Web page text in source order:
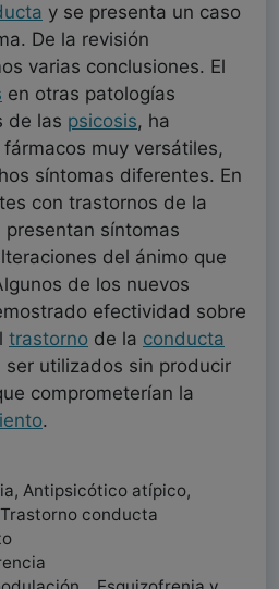
y se presenta un caso
De la revisión
varias conclusiones. El
en otras patologías
de las psicosis, ha
muy versátiles,
síntomas diferentes. En
con trastornos de la
presentan síntomas
del ánimo que
de los nuevos
efectividad sobre
trastorno de la conducta
utilizados sin producir
comprometerían la
.
Antipsicótico atípico,
conducta